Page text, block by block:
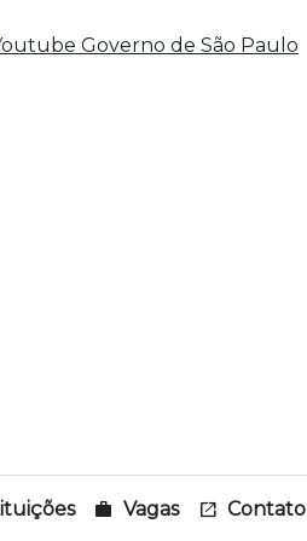
work Vagas open_in_new Contato